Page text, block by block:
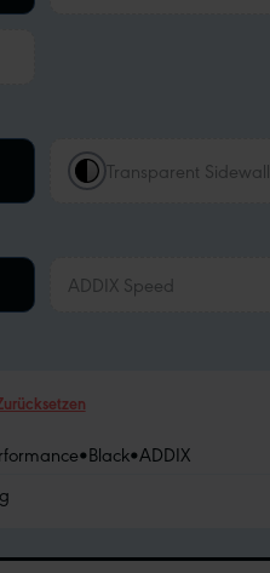
Transparent Sidewall
ADDIX Speed
•Black•ADDIX